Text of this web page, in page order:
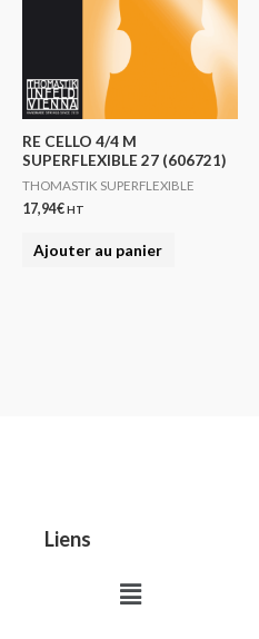
RE CELLO 4/4 M
SUPERFLEXIBLE 27 (606721)
THOMASTIK SUPERFLEXIBLE
17,94€HT
Ajouter au panier
Liens
Menu